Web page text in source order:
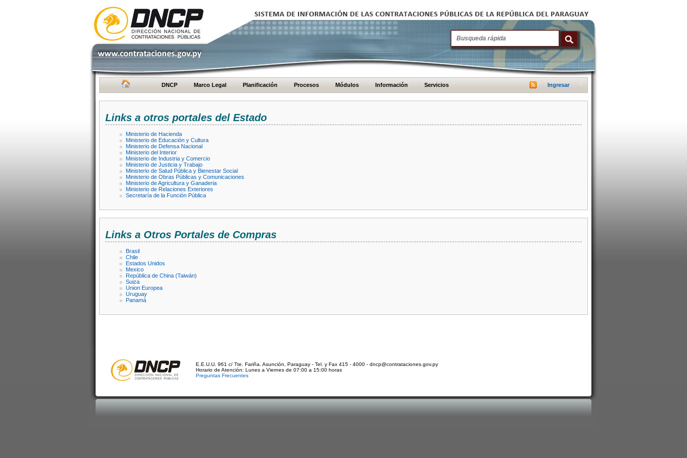
DNCP Marco Legal Planificación Procesos Módulos Información Servicios Ingresar
Links a otros portales del Estado
Ministerio de Hacienda
Ministerio de Educación y Cultura
Ministerio de Defensa Nacional
Ministerio del Interior
Ministerio de Industria y Comercio
Ministerio de Justicia y Trabajo
Ministerio de Salud Pública y Bienestar Social
Ministerio de Obras Públicas y Comunicaciones
Ministerio de Agricultura y Ganaderia
Ministerio de Relaciones Exteriores
Secretaría de la Función Pública
Links a Otros Portales de Compras
Brasil
Chile
Estados Unidos
Mexico
República de China (Taiwán)
Suiza
Union Europea
Uruguay
Panamá
E.E.U.U. 961 c/ Tte. Fariña. Asunción, Paraguay - Tel. y Fax 415 - 4000 - dncp@contrataciones.gov.py
Horario de Atención: Lunes a Viernes de 07:00 a 15:00 horas
Preguntas Frecuentes